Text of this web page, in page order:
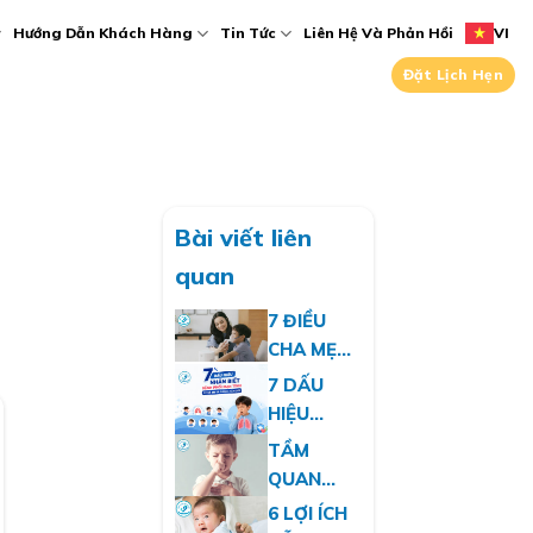
Hướng Dẫn Khách Hàng Tin Tức Liên Hệ Và Phản Hồi VI
Đặt Lịch Hẹn
Bài viết liên
quan
7 ĐIỀU
CHA MẸ
CẦN BIẾT
VỀ CÁCH
KHÍ DUNG
ĐÚNG
CÁCH
CHO TRẺ
7 DẤU
HIỆU
NHẬN
BIẾT
PHỔI MẠN
TẦM
QUAN
TRỌNG
6 LỢI ÍCH